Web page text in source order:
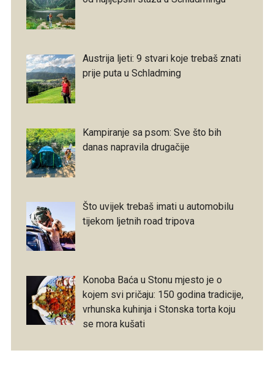
Austrija ljeti: 9 stvari koje trebaš znati
prije puta u Schladming
Kampiranje sa psom: Sve što bih
danas napravila drugačije
Što uvijek trebaš imati u automobilu
tijekom ljetnih road tripova
Konoba Baća u Stonu mjesto je o
kojem svi pričaju: 150 godina tradicije,
vrhunska kuhinja i Stonska torta koju
se mora kušati